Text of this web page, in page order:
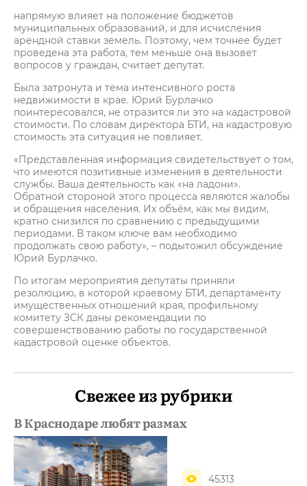
напрямую влияет на положение бюджетов
муниципальных образований, и для исчисления
арендной ставки земель. Поэтому, чем точнее будет
проведена эта работа, тем меньше она вызовет
вопросов у граждан, считает депутат.
Была затронута и тема интенсивного роста
недвижимости в крае. Юрий Бурлачко
поинтересовался, не отразится ли это на кадастровой
стоимости. По словам директора БТИ, на кадастровую
стоимость эта ситуация не повлияет.
«Представленная информация свидетельствует о том,
что имеются позитивные изменения в деятельности
службы. Ваша деятельность как «на ладони».
Обратной стороной этого процесса являются жалобы
и обращения населения. Их объём, как мы видим,
кратно снизился по сравнению с предыдущими
периодами. В таком ключе вам необходимо
продолжать свою работу», – подытожил обсуждение
Юрий Бурлачко.
По итогам мероприятия депутаты приняли
резолюцию, в которой краевому БТИ, департаменту
имущественных отношений края, профильному
комитету ЗСК даны рекомендации по
совершенствованию работы по государственной
кадастровой оценке объектов.
Свежее из рубрики
В Краснодаре любят размах
45313